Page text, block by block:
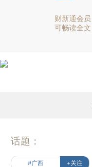
财新通会员
可畅读全文
话题：
#广西 +关注